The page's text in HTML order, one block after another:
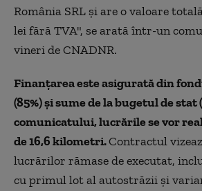
România SRL şi are o valoare
lei fără TVA", se arată într-un
vineri de CNADNR.
Finanţarea este asigurată din
(85%) şi sume de la bugetul de stat
comunicatului, lucrările se vor
de 16,6 kilometri.Contractul
lucrărilor rămase de executat,
cu primul lot al autostrăzii şi